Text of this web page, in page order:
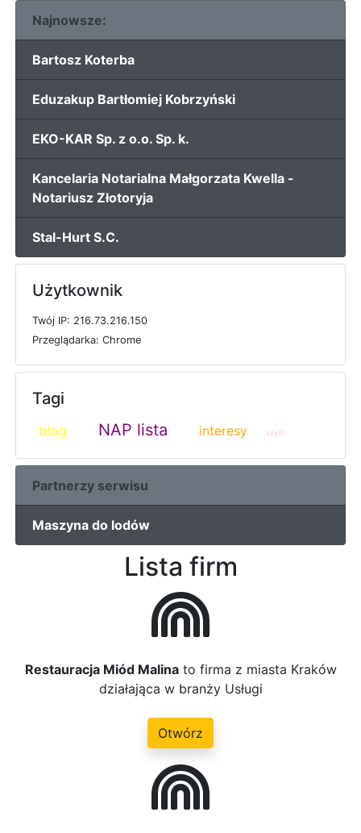
Najnowsze:
Bartosz Koterba
Eduzakup Bartłomiej Kobrzyński
EKO-KAR Sp. z o.o. Sp. k.
Kancelaria Notarialna Małgorzata Kwella -
Notariusz Złotoryja
Stal-Hurt S.C.
Użytkownik
Twój IP: 216.73.216.150
Przeglądarka: Chrome
Tagi
blog NAP lista interesy szyld
Partnerzy serwisu
Maszyna do lodów
Lista firm
Restauracja Miód Malinato firma z miasta Kraków
działająca w branży Usługi
Otwórz